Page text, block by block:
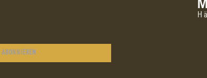
ABONNIEREN